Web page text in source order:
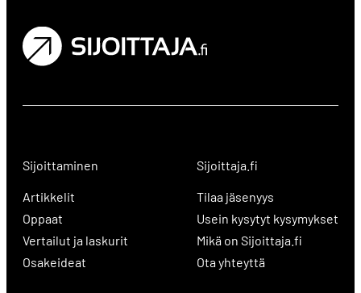
Sijoittaminen
Artikkelit
Oppaat
Vertailut ja laskurit
Osakeideat
Sijoittaja.fi
Tilaa jäsenyys
Usein kysytyt kysymykset
Mikä on Sijoittaja.fi
Ota yhteyttä